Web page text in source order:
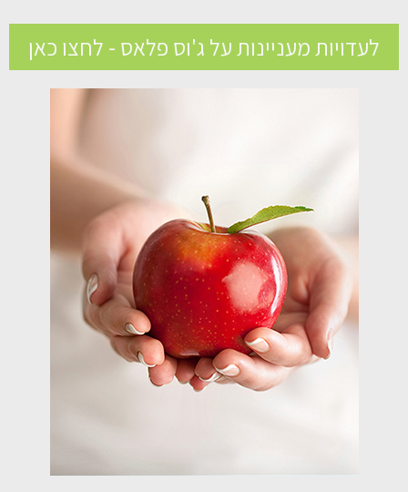
לעדויות מעניינות על ג'וס פלאס - לחצו כאן